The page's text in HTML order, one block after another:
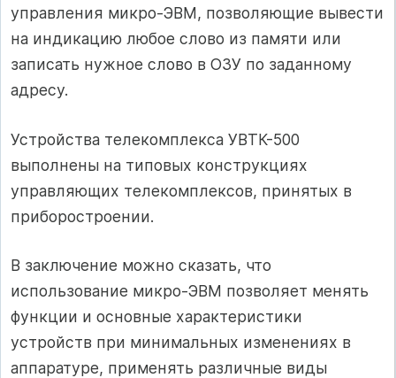
управления микро-ЭВМ, позволяющие вывести
на индикацию любое слово из памяти или
записать нужное слово в ОЗУ по заданному
адресу.
Устройства телекомплекса УВТК-500
выполнены на типовых конструкциях
управляющих телекомплексов, принятых в
приборостроении.
В заключение можно сказать, что
использование микро-ЭВМ позволяет менять
функции и основные характеристики
устройств при минимальных изменениях в
аппаратуре, применять различные виды